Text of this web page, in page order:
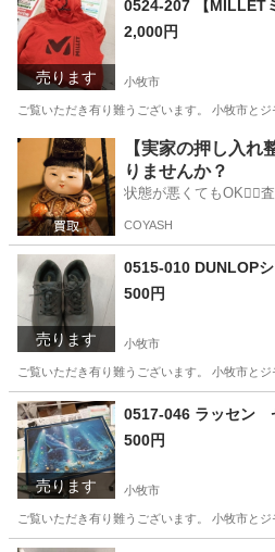
売ります
0524-207 【MILLET
2,000円
小牧市
ご覧いただき有り難うございます。 小牧市と
愛知 小牧市 パーカー リユース
【実家の押し入れ
りませんか？
状態が悪くてもOK🙆‍♀️
COYASH
売ります
0515-010 DUNLOP
500円
小牧市
ご覧いただき有り難うございます。 小牧市と
愛知 小牧市 服/ファッション リ
売ります
0517-046 ラッセン
500円
小牧市
ご覧いただき有り難うございます。 小牧市と